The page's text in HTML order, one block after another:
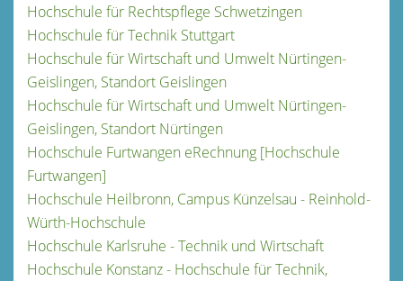
Hochschule für Rechtspflege Schwetzingen
Hochschule für Technik Stuttgart
Hochschule für Wirtschaft und Umwelt Nürtingen-
Geislingen, Standort Geislingen
Hochschule für Wirtschaft und Umwelt Nürtingen-
Geislingen, Standort Nürtingen
Hochschule Furtwangen eRechnung [Hochschule
Furtwangen]
Hochschule Heilbronn, Campus Künzelsau - Reinhold-
Würth-Hochschule
Hochschule Karlsruhe - Technik und Wirtschaft
Hochschule Konstanz - Hochschule für Technik,